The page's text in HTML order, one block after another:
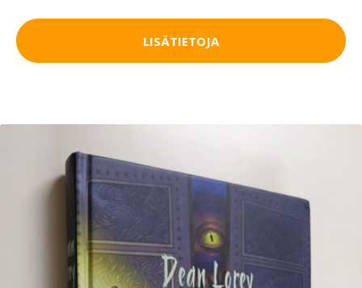
LISÄTIETOJA